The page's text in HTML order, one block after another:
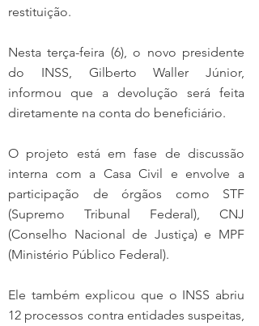
restituição.
Nesta terça-feira (6), o novo presidente
do INSS, Gilberto Waller Júnior,
informou que a devolução será feita
diretamente na conta do beneficiário.
O projeto está em fase de discussão
interna com a Casa Civil e envolve a
participação de órgãos como STF
(Supremo Tribunal Federal), CNJ
(Conselho Nacional de Justiça) e MPF
(Ministério Público Federal).
Ele também explicou que o INSS abriu
12 processos contra entidades suspeitas,